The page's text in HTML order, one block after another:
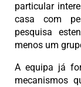
particular
casa com
pesquisa
menos um
A equipa já
mecanismos